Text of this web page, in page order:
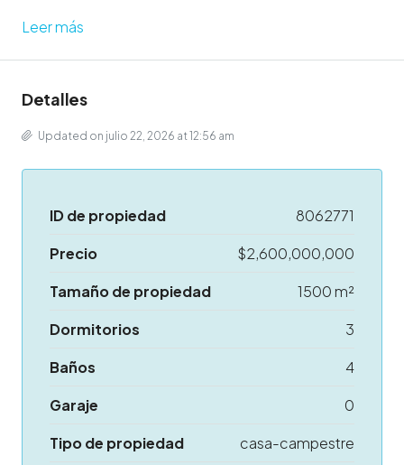
Leer más
Detalles
Updated on julio 22, 2026 at 12:56 am
ID de propiedad
8062771
Precio
$2,600,000,000
Tamaño de propiedad
1500 m²
Dormitorios
3
Baños
4
Garaje
0
Tipo de propiedad
casa-campestre